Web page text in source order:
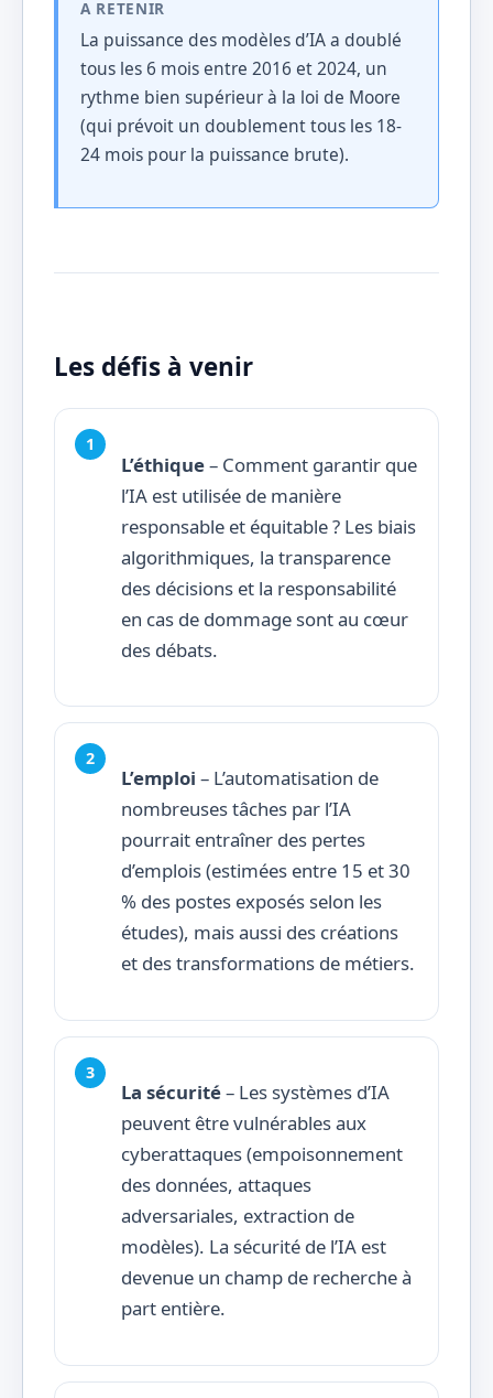
A RETENIR
La puissance des modèles d’IA a doublé
tous les 6 mois entre 2016 et 2024, un
rythme bien supérieur à la loi de Moore
(qui prévoit un doublement tous les 18-
24 mois pour la puissance brute).
Les défis à venir
L’éthique– Comment garantir que
l’IA est utilisée de manière
responsable et équitable ? Les biais
algorithmiques, la transparence
des décisions et la responsabilité
en cas de dommage sont au cœur
des débats.
L’emploi – L’automatisation de
nombreuses tâches par l’IA
pourrait entraîner des pertes
d’emplois (estimées entre 15 et 30
% des postes exposés selon les
études), mais aussi des créations
et des transformations de métiers.
La sécurité– Les systèmes d’IA
peuvent être vulnérables aux
cyberattaques (empoisonnement
des données, attaques
adversariales, extraction de
modèles). La sécurité de l’IA est
devenue un champ de recherche à
part entière.